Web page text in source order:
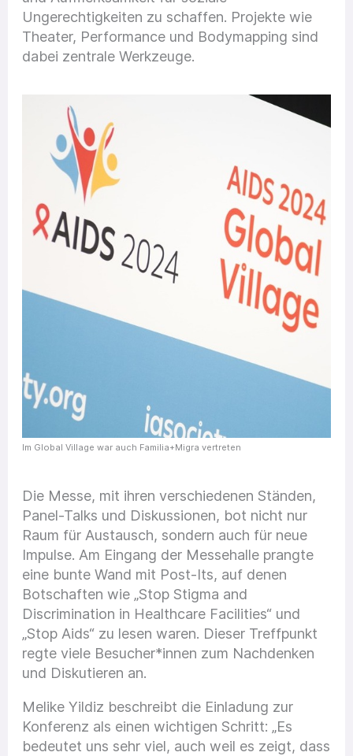
Ungerechtigkeiten zu schaffen. Projekte wie
Theater, Performance und Bodymapping sind
dabei zentrale Werkzeuge.
Im Global Village war auch Familia+Migra vertreten
Die Messe, mit ihren verschiedenen Ständen,
Panel-Talks und Diskussionen, bot nicht nur
Raum für Austausch, sondern auch für neue
Impulse. Am Eingang der Messehalle prangte
eine bunte Wand mit Post-Its, auf denen
Botschaften wie „Stop Stigma and
Discrimination in Healthcare Facilities“ und
„Stop Aids“ zu lesen waren. Dieser Treffpunkt
regte viele Besucher*innen zum Nachdenken
und Diskutieren an.
Melike Yildiz beschreibt die Einladung zur
Konferenz als einen wichtigen Schritt: „Es
bedeutet uns sehr viel, auch weil es zeigt, dass